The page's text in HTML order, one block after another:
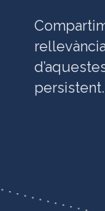
persistent.